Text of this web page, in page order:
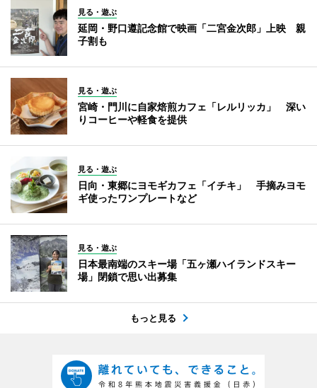
見る・遊ぶ
延岡・野口遵記念館で映画「二宮金次郎」上映 親
子割も
見る・遊ぶ
宮崎・門川に自家焙煎カフェ「レルリッカ」 深い
りコーヒーや軽食を提供
見る・遊ぶ
日向・東郷にヨモギカフェ「イチキ」 手摘みヨモ
ギ使ったワンプレートなど
見る・遊ぶ
日本最南端のスキー場「五ヶ瀬ハイランドスキー
場」閉鎖で思い出募集
もっと見る